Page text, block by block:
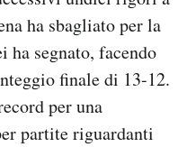
ha sbagliato per la
ha segnato, facendo
finale di 13-12.
per una
partite riguardanti